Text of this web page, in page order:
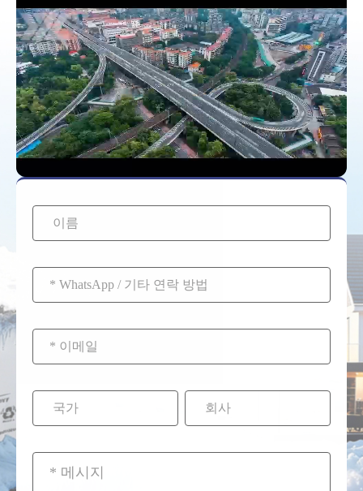
승합니다. 배터리가
부풀어 오른 경우 안
전 위험이 있으므로
즉시 연결을 분리하고
교체해야 합니다.